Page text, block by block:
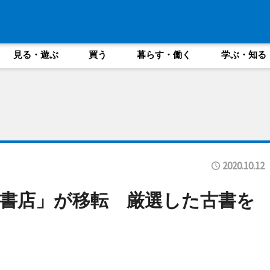
見る・遊ぶ 買う 暮らす・働く 学ぶ・知る
2020.10.12
店」が移転 厳選した古書を